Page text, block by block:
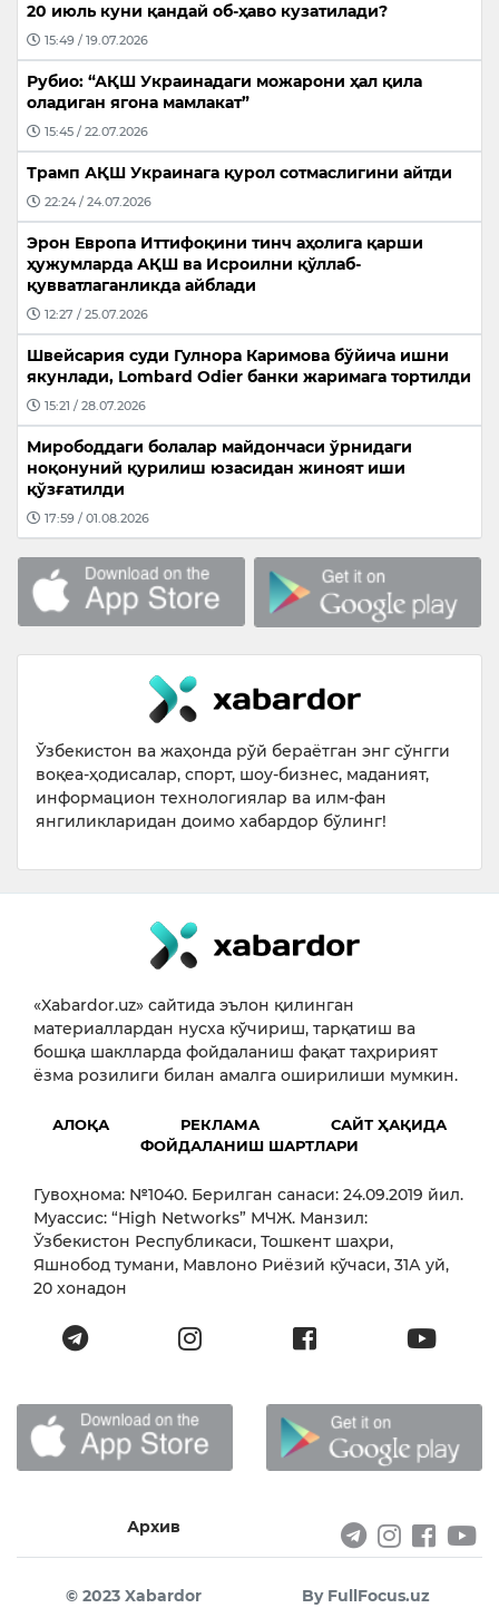
20 июль куни қандай об-ҳаво кузатилади?
15:49 / 19.07.2026
Рубио: “АҚШ Украинадаги можарони ҳал қила
оладиган ягона мамлакат”
15:45 / 22.07.2026
Трамп АҚШ Украинага қурол сотмаслигини айтди
22:24 / 24.07.2026
Эрон Европа Иттифоқини тинч аҳолига қарши
ҳужумларда АҚШ ва Исроилни қўллаб-
қувватлаганликда айблади
12:27 / 25.07.2026
Швейсария суди Гулнора Каримова бўйича ишни
якунлади, Lombard Odier банки жаримага тортилди
15:21 / 28.07.2026
Мирободдаги болалар майдончаси ўрнидаги
ноқонуний қурилиш юзасидан жиноят иши
қўзғатилди
17:59 / 01.08.2026
Ўзбекистон ва жаҳонда рўй бераётган энг сўнгги
воқеа-ҳодисалар, спорт, шоу-бизнес, маданият,
информацион технологиялар ва илм-фан
янгиликларидан доимо хабардор бўлинг!
«Xabardor.uz» сайтида эълон қилинган
материаллардан нусха кўчириш, тарқатиш ва
бошқа шаклларда фойдаланиш фақат таҳририят
ёзма розилиги билан амалга оширилиши мумкин.
АЛОҚА РЕКЛАМА
САЙТ ҲАҚИДА
ФОЙДАЛАНИШ ШАРТЛАРИ
Гувоҳнома: №1040. Берилган санаси: 24.09.2019 йил.
Муассис: “High Networks” МЧЖ. Манзил:
Ўзбекистон Республикаси, Тошкент шаҳри,
Яшнобод тумани, Мавлоно Риёзий кўчаси, 31А уй,
20 хонадон
Архив
© 2023 Xabardor By FullFocus.uz